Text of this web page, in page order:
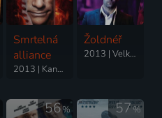
Smrtelná
alliance
2013 | Kanada, USA | Thriller
Žoldnéř
2013 | Velká Británie, USA | Akční, Drama, Krimi, Mysteriózní, Thriller
56% 57%